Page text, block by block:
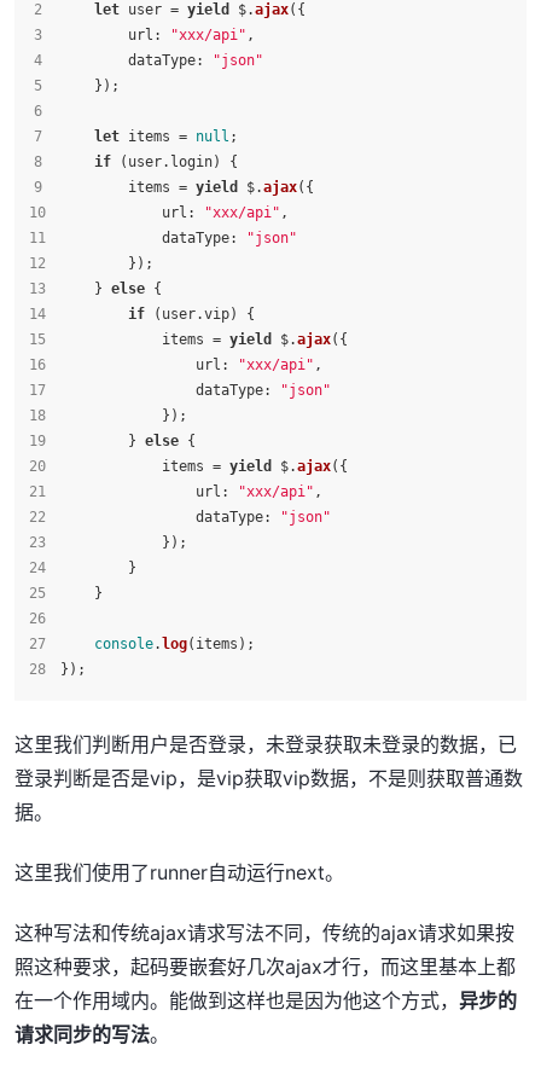
let user = yield $.ajax({
url : "xxx/api" ,
dataType:
"json"
    });
let items = null ;
if (user. login) {
        items =
yield $.ajax({
url : "xxx/api" ,
dataType:
"json"
        });
    }
else {
if (user.vip) {
            items =
yield $.ajax({
url : "xxx/api" ,
dataType:
"json"
            });
        }
else {
            items =
yield $.ajax({
url : "xxx/api" ,
dataType:
"json"
            });
        }
    }
console. log(items);
});
这里我们判断用户是否登录，未登录获取未登录的数据，已
登录判断是否是vip，是vip获取vip数据，不是则获取普通数
据。
这里我们使用了runner自动运行next。
这种写法和传统ajax请求写法不同，传统的ajax请求如果按
照这种要求，起码要嵌套好几次ajax才行，而这里基本上都
在一个作用域内。能做到这样也是因为他这个方式， 异步的
请求同步的写法。